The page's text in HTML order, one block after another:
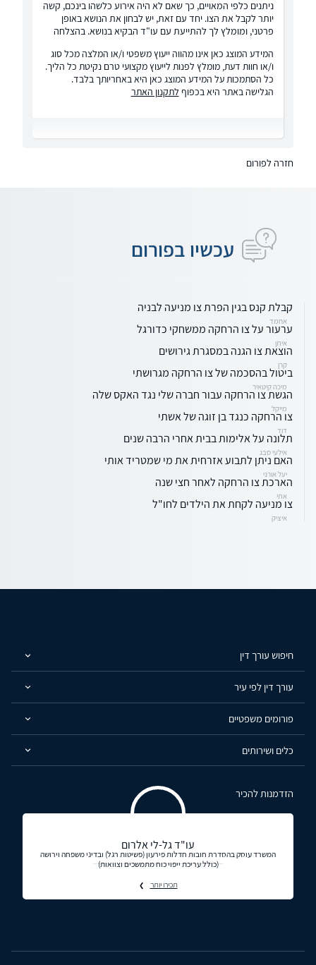
ניתנים כלפי המאויים, כך שאם לא היה אירוע כלשהו בינכם, קשה
יותר לקבל את הצו. יחד עם זאת, יש לבחון את הנושא באופן
פרטני, ומומלץ לך להתייעת עם עו"ד הבקיא בנושא. בהצלחה
המידע המוצג כאן אינו מהווה ייעוץ משפטי ו/או המלצה מכל סוג
ו/או חוות דעת, מומלץ לפנות לייעוץ מקצועי טרם נקיטת כל הליך.
כל הסתמכות על המידע המוצג כאן היא באחריותך בלבד.
הגלישה באתר היא בכפוף לתקנון האתר
חזרה לפורום
עכשיו בפורום
קבלת קנס בגין הפרת צו מניעה לבניה
אחמד
ערעור על צו הרחקה ממשחקי כדורגל
איתן
הוצאת צו הגנה במסגרת גירושים
קרן
ביטול בהסכמה של צו הרחקה מגרושתי
מיכה קיטאיר
הגשת צו הרחקה עבור חברה שלי נגד האקס שלה
מייקל
צו הרחקה כנגד בן זוגה של אשתי
דוד
תלונה על אלימות בבית אחרי הרבה שנים
אילעי סבג
האם ניתן לתבוע אזרחית את מי שמטריד אותי
יעל אורני
הארכת צו הרחקה לאחר חצי שנה
אתי
צו מניעה לקחת את הילדים לחו"ל
איציק
חיפוש עורך דין
עורך דין לפי עיר
פורומים משפטיים
כלים ושירותים
הזדמנות להכיר
עו"ד גל-לי אלרום
המשרד עוסק בהסדרת חובות חדלות פירעון (פשיטות רגל) ובדיני משפחה וירושה
(כולל עריכת ייפוי כוח מתמשכים וצוואות)
תכירו יותר